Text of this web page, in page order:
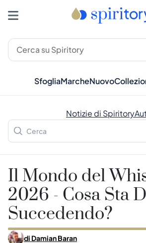
SfogliaMarcheNuovo
Notizie di Spiritory
Il Mondo del
2026 - Cosa Sta
Succedendo?
di Damian Baran